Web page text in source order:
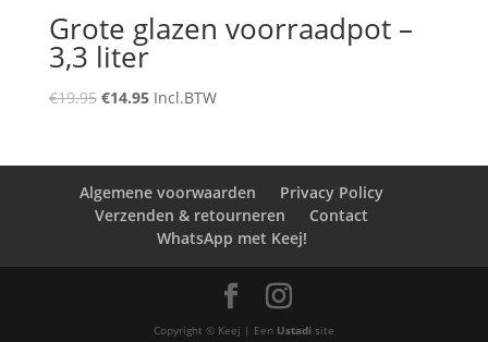
Grote glazen voorraadpot –
3,3 liter
€19.95 Oorspronkelijke
€19.95.
€14.95Huidige
€14.95.
Incl.BTW
Algemene voorwaarden
Privacy Policy
Verzenden & retourneren
Contact
WhatsApp met Keej!
Copyright © Keej | Een Ustadi site